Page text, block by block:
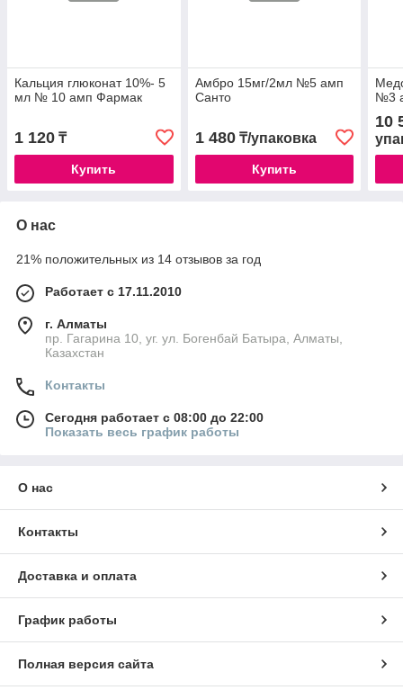
Кальция глюконат 10%- 5
мл № 10 амп Фармак
1 120 ₸
Купить
Амбро 15мг/2мл №5 амп
Санто
1 480₸/упаковка
Купить
№3
10
О нас
21% положительных из 14 отзывов за год
Работает с 17.11.2010
г. Алматы
пр. Гагарина 10, уг. ул. Богенбай Батыра, Алматы,
Казахстан
Контакты
Сегодня работает с 08:00 до 22:00
Показать весь график работы
О нас
Контакты
Доставка и оплата
График работы
Полная версия сайта